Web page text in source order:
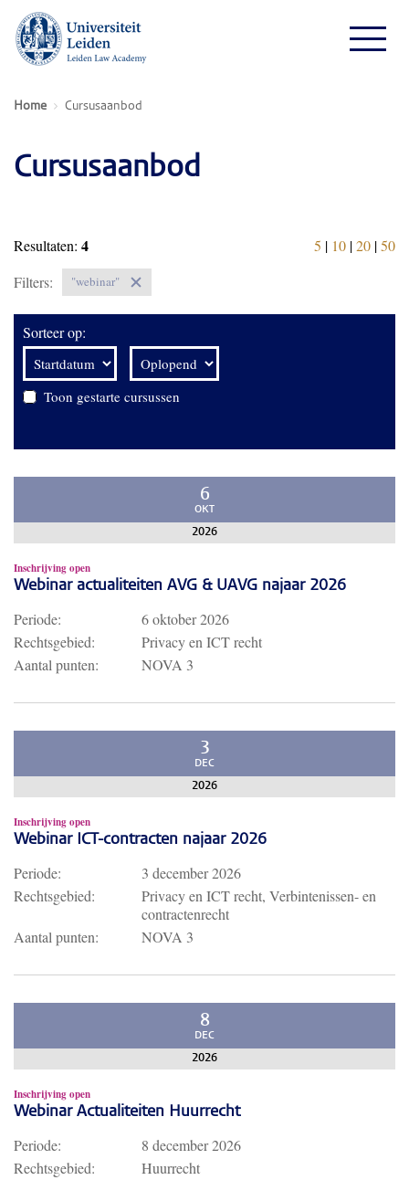
Home Cursusaanbod
Cursusaanbod
Resultaten: 4 5 | 10 |20 |50
Filters:
"webinar"
Sorteer op:
Toon gestarte cursussen
6
OKT
2026
Inschrijving open
Webinar actualiteiten AVG & UAVG najaar 2026
Periode:
6 oktober 2026
Rechtsgebied:
Privacy en ICT recht
Aantal punten:
NOVA 3
3
DEC
2026
Inschrijving open
Webinar ICT-contracten najaar 2026
Periode:
3 december 2026
Rechtsgebied:
Privacy en ICT recht, Verbintenissen- en
contractenrecht
Aantal punten:
NOVA 3
8
DEC
2026
Inschrijving open
Webinar Actualiteiten Huurrecht
Periode:
8 december 2026
Rechtsgebied:
Huurrecht